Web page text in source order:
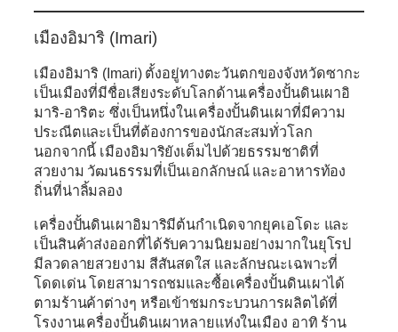
เมืองอิมาริ (Imari)
เมืองอิมาริ (Imari) ตั้งอยู่ทางตะวันตกของจังหวัดซากะ
เป็นเมืองที่มีชื่อเสียงระดับโลกด้านเครื่องปั้นดินเผาอิ
มาริ-อาริตะ ซึ่งเป็นหนึ่งในเครื่องปั้นดินเผาที่มีความ
ประณีตและเป็นที่ต้องการของนักสะสมทั่วโลก
นอกจากนี้ เมืองอิมาริยังเต็มไปด้วยธรรมชาติที่
สวยงาม วัฒนธรรมที่เป็นเอกลักษณ์ และอาหารท้อง
ถิ่นที่น่าลิ้มลอง
เครื่องปั้นดินเผาอิมาริมีต้นกำเนิดจากยุคเอโดะ และ
เป็นสินค้าส่งออกที่ได้รับความนิยมอย่างมากในยุโรป
มีลวดลายสวยงาม สีสันสดใส และลักษณะเฉพาะที่
โดดเด่น โดยสามารถชมและซื้อเครื่องปั้นดินเผาได้
ตามร้านค้าต่างๆ หรือเข้าชมกระบวนการผลิตได้ที่
โรงงานเครื่องปั้นดินเผาหลายแห่งในเมือง อาทิ ร้าน